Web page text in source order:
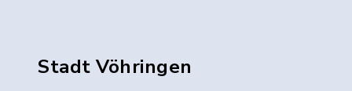
Stadt Vöhringen